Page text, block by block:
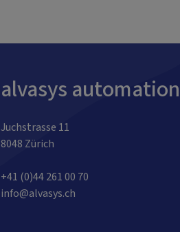
alvasys
Juchstrasse 11
8048 Zürich
+41 (0)44 261 00 70
info@alvasys.ch